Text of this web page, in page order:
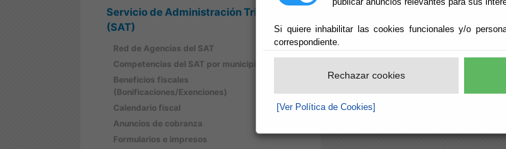
Si quiere inhabilitar las cookies funcionales y/o
correspondiente.
Rechazar cookies
[Ver Política de Cookies]
Servicio de Administración Tributaria
(SAT)
Red de Agencias del SAT
Competencias del SAT por municipios
Beneficios fiscales
(Bonificaciones/Exenciones)
Calendario fiscal
Anuncios de cobranza
Formularios e impresos
Orden EHA/3565/2008,